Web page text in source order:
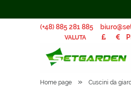
(+48) 885 281 885
VALUTA
Home page » Cuscini da